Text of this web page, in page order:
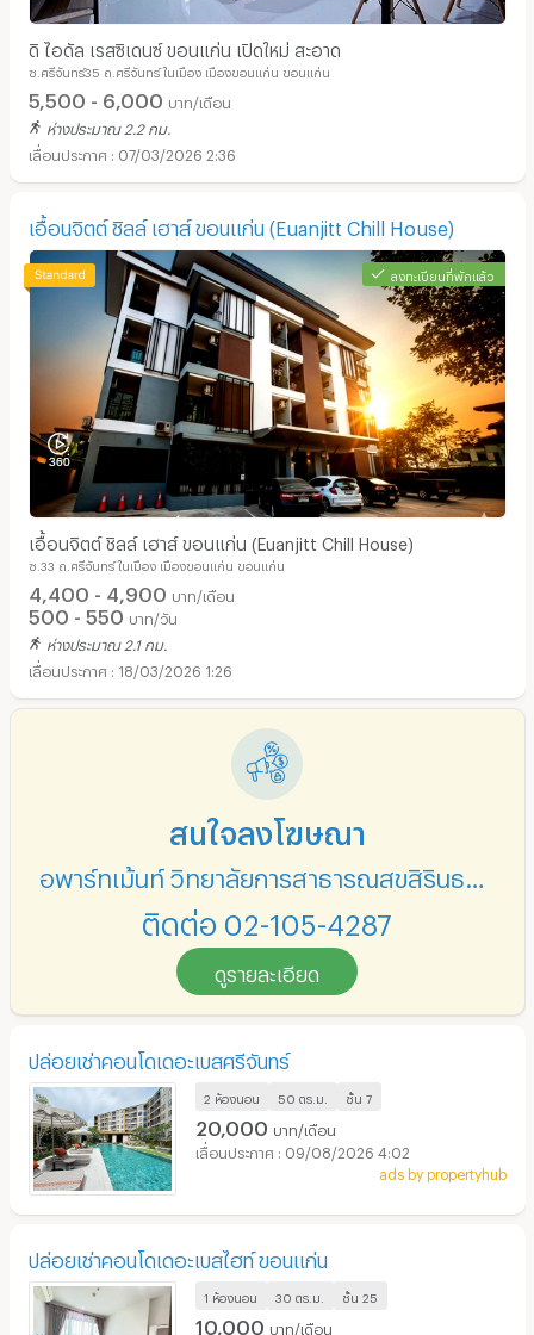
ดิ ไอดัล เรสซิเดนซ์ ขอนแก่น เปิดใหม่ สะอาด
ซ.ศรีจันทร์35 ถ.ศรีจันทร์ ในเมือง เมืองขอนแก่น ขอนแก่น
5,500 - 6,000 บาท/เดือน
ห่างประมาณ 2.2 กม.
07/03/2026 2:36
เอื้อนจิตต์ ชิลล์ เฮาส์ ขอนแก่น (Euanjitt Chill House)
ลงทะเบียนที่พักแล้ว
เอื้อนจิตต์ ชิลล์ เฮาส์ ขอนแก่น (Euanjitt Chill House)
ซ.33 ถ.ศรีจันทร์ ในเมือง เมืองขอนแก่น ขอนแก่น
4,400 - 4,900 บาท/เดือน
500 - 550 บาท/วัน
ห่างประมาณ 2.1 กม.
18/03/2026 1:26
สนใจลงโฆษณา
ติดต่อ 02-105-4287
ดูรายละเอียด
ปล่อยเช่าคอนโดเดอะเบสศรีจันทร์
2 ห้องนอน 50 ตร.ม. ชั้น 7
20,000 บาท/เดือน
09/08/2026 4:02
ads by propertyhub
ปล่อยเช่าคอนโดเดอะเบสไฮท์ ขอนแก่น
1 ห้องนอน 30 ตร.ม. ชั้น 25
10,000 บาท/เดือน